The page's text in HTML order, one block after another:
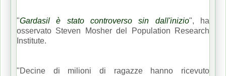
"Gardasil è stato controverso sin dall'inizio", ha
osservato Steven Mosher del Population Research
Institute.
"Decine di milioni di ragazze hanno ricevuto